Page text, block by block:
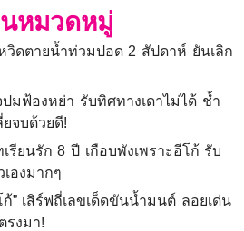
หมวดหมู่
หวิดตายน้ำท่วมปอด 2 สัปดาห์ ยันเลิก
ปมฟ้องหย่า รับทิศทางเดาไม่ได้ ช้ำ
ยจบด้วยดี!
รียนรัก 8 ปี เกือบพังเพราะอีโก้ รับ
องมากๆ
ก้” เสิร์ฟถี่เลขเด็ดขันน้ำมนต์ ลอยเด่น
รงมา!